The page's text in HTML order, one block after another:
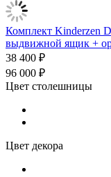
Комплект Kinderzen
выдвижной ящик +
38 400 ₽
96 000 ₽
Цвет столешницы
Цвет декора